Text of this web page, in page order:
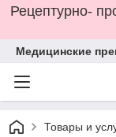
Рецептурно-
Медицинские
Товары и